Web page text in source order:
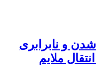
و نابرابری
ملایم